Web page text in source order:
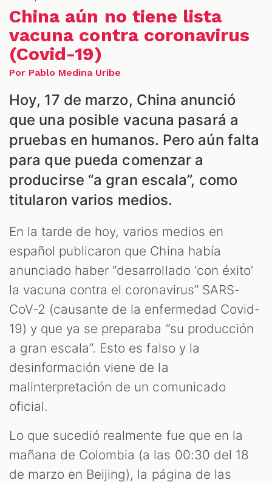
China aún no tiene lista
vacuna contra coronavirus
(Covid-19)
Por Pablo Medina Uribe
Hoy, 17 de marzo, China anunció
que una posible vacuna pasará a
pruebas en humanos. Pero aún falta
para que pueda comenzar a
producirse “a gran escala”, como
titularon varios medios.
En la tarde de hoy, varios medios en
español publicaron que China había
anunciado haber “desarrollado ‘con éxito’
la vacuna contra el coronavirus” SARS-
CoV-2 (causante de la enfermedad Covid-
19) y que ya se preparaba “su producción
a gran escala”. Esto es falso y la
desinformación viene de la
malinterpretación de un comunicado
oficial.
Lo que sucedió realmente fue que en la
mañana de Colombia (a las 00:30 del 18
de marzo en Beijing), la página de las